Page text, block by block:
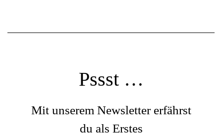
Pssst …
Mit unserem Newsletter erfährst
du als Erstes